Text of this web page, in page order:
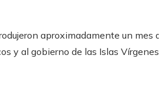
aproximadamente un mes
y al gobierno de las Islas